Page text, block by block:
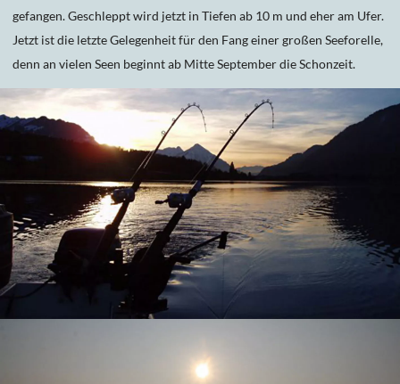
gefangen. Geschleppt wird jetzt in Tiefen ab 10 m und eher am Ufer.
Jetzt ist die letzte Gelegenheit für den Fang einer großen Seeforelle,
denn an vielen Seen beginnt ab Mitte September die Schonzeit.